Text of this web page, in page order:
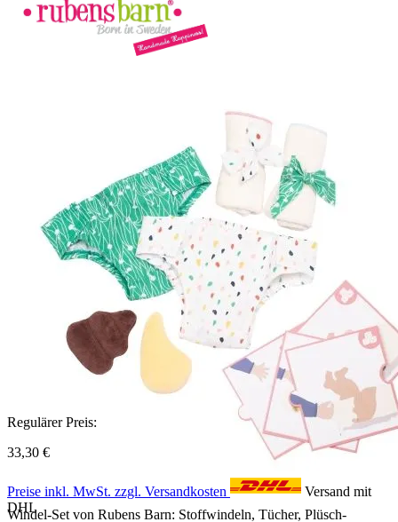
Windel-Set von Rubens Barn: Stoffwindeln, Tücher, Plüsch-
Regulärer Preis:
33,30 €
Preise inkl. MwSt. zzgl. Versandkosten
Versand mit
DHL